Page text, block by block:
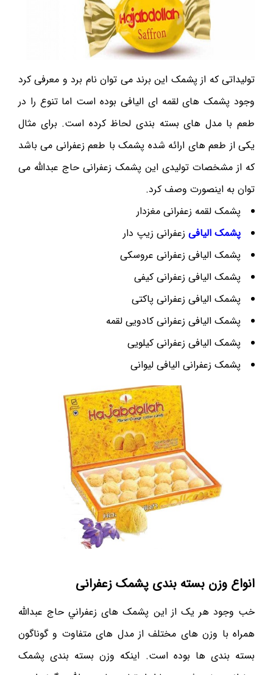
توليداتی که از پشمک اين برند می توان نام برد و معرفی کرد
وجود پشمک های لقمه ای اليافی بوده است اما تنوع را در
طعم با مدل های بسته بندی لحاظ کرده است. برای مثال
يکی از طعم های ارائه شده پشمک با طعم زعفرانی می باشد
که از مشخصات توليدی اين پشمک زعفرانی حاج عبدالله می
توان به اينصورت وصف کرد.
پشمک لقمه زعفرانی مغزدار
پشمک الیافی زعفرانی زیپ دار
پشمک الیافی زعفرانی عروسکی
پشمک الیافی زعفرانی کیفی
پشمک الیافی زعفرانی پاکتی
پشمک الیافی زعفرانی کادویی لقمه
پشمک الیافی زعفرانی کیلویی
پشمک زعفرانی الیافی لیوانی
انواع وزن بسته بندی پشمک زعفرانی
خب وجود هر يک از اين پشمک های زعفراني حاج عبدالله
همراه با وزن های مختلف از مدل های متفاوت و گوناگون
بسته بندی ها بوده است. اينکه وزن بسته بندی پشمک